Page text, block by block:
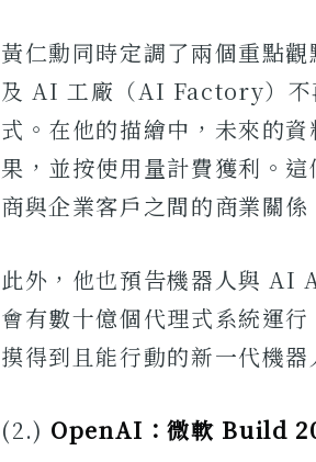
黃仁勳同時定調了兩個重點
及 AI 工廠（AI Factory）不
式。在他的描繪中，未來的
果，並按使用量計費獲利。
商與企業客戶之間的商業關係
此外，他也預告機器人與 AI
會有數十億個代理式系統運
摸得到且能行動的新一代機器
(2.) OpenAI：微軟 Build